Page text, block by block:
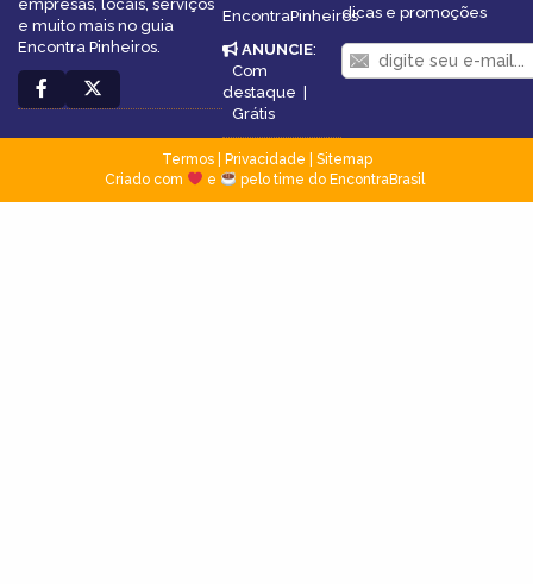
empresas, locais, serviços
e muito mais no guia
Encontra Pinheiros.
EncontraPinheiros
ANUNCIE:
Com
destaque
Grátis
dicas e promoções
Termos| Privacidade
Sitemap
Criado com
e pelo time do EncontraBrasil